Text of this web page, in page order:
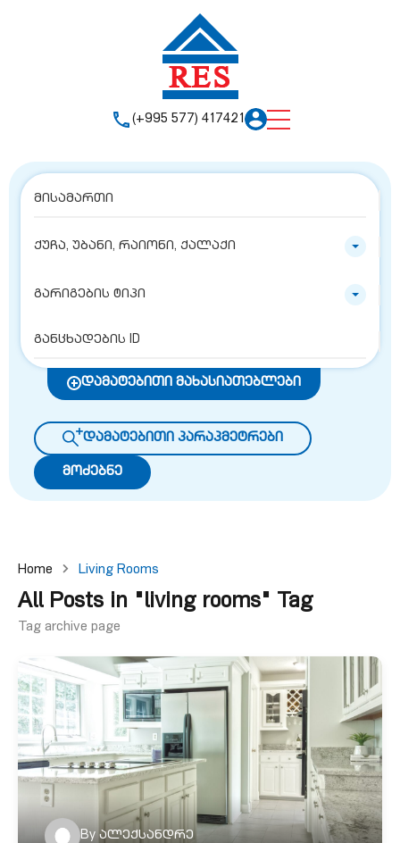
(+995 577) 417421
ქუჩა, უბანი, რაიონი, ქალაქი
გარიგების ტიპი
დამატებითი მახასიათებლები
დამატებითი პარაპმეტრები
მოძებნე
Home Living Rooms
All Posts in "living rooms" Tag
Tag archive page
By ალექსანდრე